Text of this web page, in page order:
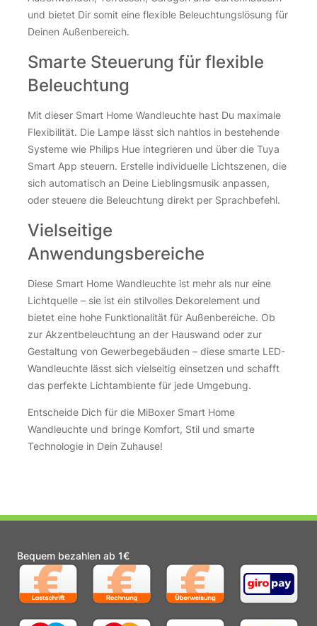
und bietet Dir somit eine flexible Beleuchtungslösung für
Deinen Außenbereich.
Smarte Steuerung für flexible
Beleuchtung
Mit dieser Smart Home Wandleuchte hast Du maximale
Flexibilität. Die Lampe lässt sich nahtlos in bestehende
Systeme wie Philips Hue integrieren und über die Tuya
Smart App steuern. Erstelle individuelle Lichtszenen, die
sich automatisch an Deine Lieblingsmusik anpassen,
oder steuere die Beleuchtung direkt per Sprachbefehl.
Vielseitige
Anwendungsbereiche
Diese Smart Home Wandleuchte ist mehr als nur eine
Lichtquelle – sie ist ein stilvolles Dekorelement und
bietet eine hohe Funktionalität für Außenbereiche. Ob
zur Akzentbeleuchtung an der Hauswand oder zur
Gestaltung von Gewerbegebäuden – diese smarte LED-
Wandleuchte lässt sich vielseitig einsetzen und schafft
das perfekte Lichtambiente für jede Umgebung.
Entscheide Dich für die MiBoxer Smart Home
Wandleuchte und bringe Komfort, Stil und smarte
Technologie in Dein Zuhause!
Bequem bezahlen ab 1€